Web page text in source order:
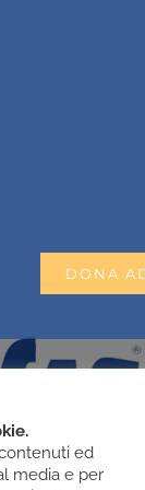
DONA
ed
media e per